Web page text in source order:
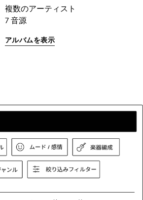
複数のアーティスト
7 音源
アルバムを表示